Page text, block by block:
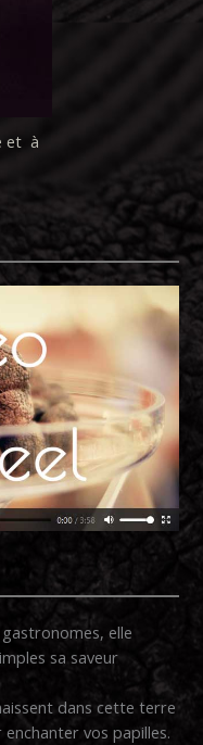
et à
elle
sa saveur
dans cette terre
vos papilles.